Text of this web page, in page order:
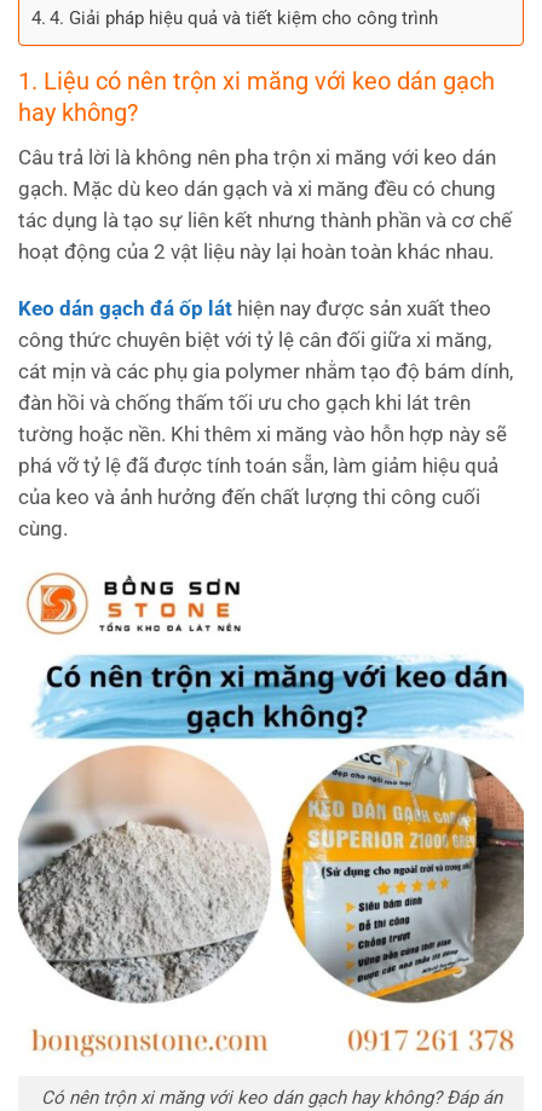
4. Giải pháp hiệu quả và tiết kiệm cho công trình
1. Liệu có nên trộn xi măng với keo dán gạch
hay không?
Câu trả lời là không nên pha trộn xi măng với keo dán
gạch. Mặc dù keo dán gạch và xi măng đều có chung
tác dụng là tạo sự liên kết nhưng thành phần và cơ chế
hoạt động của 2 vật liệu này lại hoàn toàn khác nhau.
Keo dán gạch đá ốp lát hiện nay được sản xuất theo
công thức chuyên biệt với tỷ lệ cân đối giữa xi măng,
cát mịn và các phụ gia polymer nhằm tạo độ bám dính,
đàn hồi và chống thấm tối ưu cho gạch khi lát trên
tường hoặc nền. Khi thêm xi măng vào hỗn hợp này sẽ
phá vỡ tỷ lệ đã được tính toán sẵn, làm giảm hiệu quả
của keo và ảnh hưởng đến chất lượng thi công cuối
cùng.
Có nên trộn xi măng với keo dán gạch hay không? Đáp án